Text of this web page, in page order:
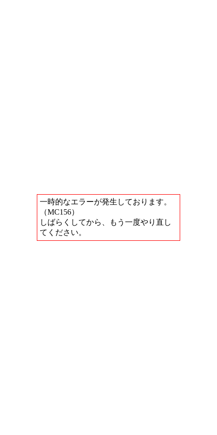
一時的なエラーが発生しております。
（MC156）
しばらくしてから、もう一度やり直し
てください。